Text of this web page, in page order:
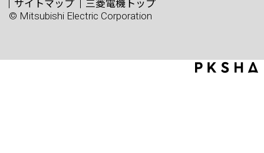
© Mitsubishi Electric Corporation